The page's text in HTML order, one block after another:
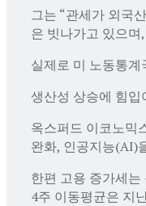
그는 “관세가 외국
은 빗나가고 있으
실제로 미 노동통
생산성 상승에 힘
옥스퍼드 이코노믹
완화, 인공지능(AI)
한편 고용 증가세
4주 이동평균은 지